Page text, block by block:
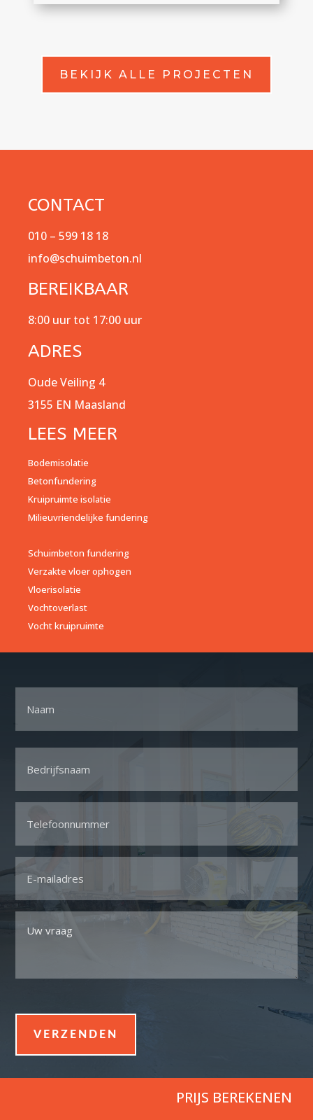
BEKIJK ALLE PROJECTEN
CONTACT
010 – 599 18 18
info@schuimbeton.nl
BEREIKBAAR
8:00 uur tot 17:00 uur
ADRES
Oude Veiling 4
3155 EN Maasland
LEES MEER
Bodemisolatie
Betonfundering
Kruipruimte isolatie
Milieuvriendelijke fundering
Schuimbeton fundering
Verzakte vloer ophogen
Vloerisolatie
Vochtoverlast
Vocht kruipruimte
vraag
PRIJS BEREKENEN